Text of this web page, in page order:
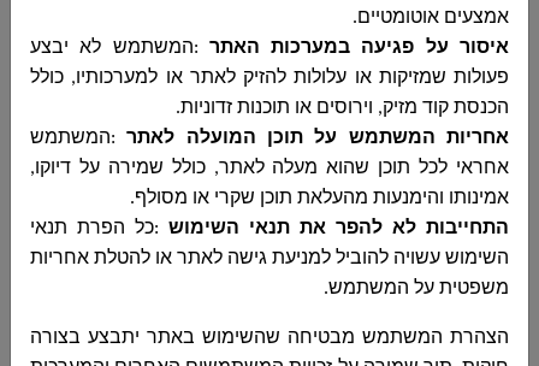
מכרז 04-2025 לקבלת שירותי טיפולי בפסולת
אריזות קרטון בתחום שיפוט המועצה המקומית
مجلس دير الاسد المحلي
מכרז 04-2025 לקבלת שירותי טיפולי בפסולת
אריזות קרטון בתחום שיפוט המועצה המקומית ...
לביצוע הנגשות אקוסטיות מוסדות חינוך
مجلس دير الاسد المحلي
אמצעים אוטומטיים.
איסור על פגיעה במערכות האתר :המשתמש לא יבצע
פעולות שמזיקות או עלולות להזיק לאתר או למערכותיו, כולל
הכנסת קוד מזיק, וירוסים או תוכנות זדוניות.
אחריות המשתמש על תוכן המועלה לאתר:המשתמש
אחראי לכל תוכן שהוא מעלה לאתר, כולל שמירה על דיוקו,
אמינותו והימנעות מהעלאת תוכן שקרי או מסולף.
התחייבות לא להפר את תנאי השימוש :כל הפרת תנאי
השימוש עשויה להוביל למניעת גישה לאתר או להטלת אחריות
משפטית על המשתמש.
הצהרת המשתמש מבטיחה שהשימוש באתר יתבצע בצורה